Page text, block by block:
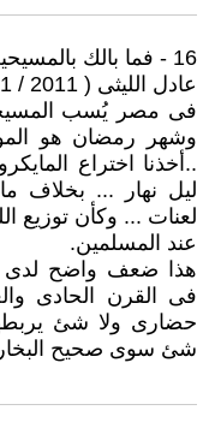
16 - فما بالك بالمسيحين فى مصر
عادل الليثى ( 2011 / 11 / 9 - 06:12 )
فى مصر يُسب
وشهر رمضان هو
..أخذنا اختراع
ليل نهار ... بخلاف
لعنات ... وكأن توزيع
عند المسلمين.
هذا ضعف واضح لدى
فى القرن الحادى
حضارى ولا شئ يربطهم
شئ سوى صحيح